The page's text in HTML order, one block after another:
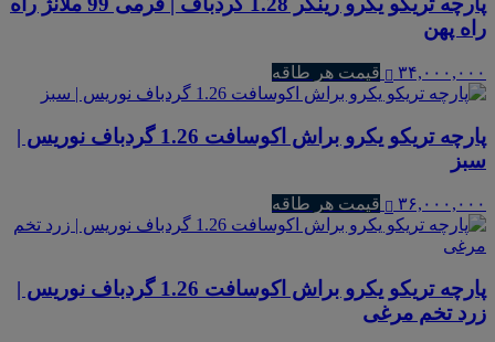
راه پهن
۳۴,۰۰۰,۰۰۰ قیمت هر طاقه
پارچه تریکو یکرو براش اکوسافت 1.26 گردباف نوریس |
سبز
۳۶,۰۰۰,۰۰۰ قیمت هر طاقه
پارچه تریکو یکرو براش اکوسافت 1.26 گردباف نوریس |
زرد تخم مرغی